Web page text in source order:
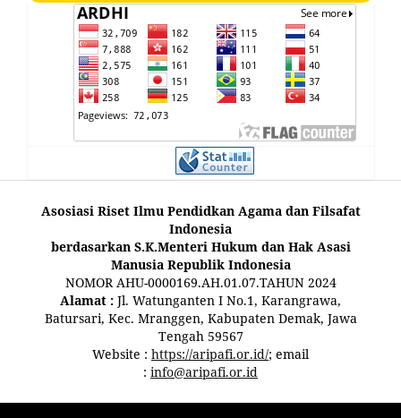
Asosiasi Riset Ilmu Pendidkan Agama dan Filsafat
Indonesia
berdasarkan S.K.Menteri Hukum dan Hak Asasi
Manusia Republik Indonesia
NOMOR AHU-0000169.AH.01.07.TAHUN 2024
Alamat : Jl. Watunganten I No.1, Karangrawa,
Batursari, Kec. Mranggen, Kabupaten Demak, Jawa
Tengah 59567
Website : https://aripafi.or.id/; email
: info@aripafi.or.id